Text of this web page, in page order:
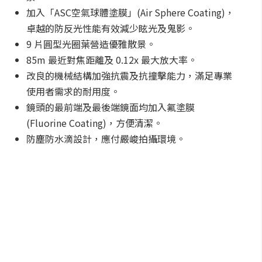
加入「ASC空氣球體塗膜」(Air Sphere Coating)，
卓越的防反光性能有效減少眩光及鬼影。
9 片圓型光圈葉營造優雅散景。
85m 最近對焦距離及 0.12x 最大放大率。
改良的機械結構加強抗震及抗撞擊能力，滿足專業
使用者需求的耐用度。
鏡頭的最前端及最後端鏡面均加入氟塗膜
(Fluorine Coating)，方便清潔。
防塵防水滴設計，應付嚴峻拍攝環境。